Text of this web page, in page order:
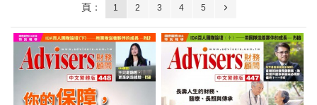
頁： 1 2 3 4 5